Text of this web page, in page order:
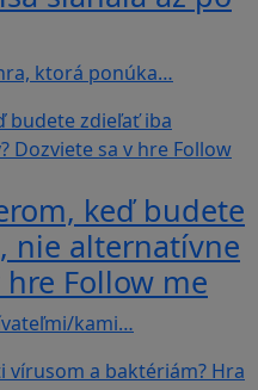
ktorá ponúka…
keď budete
nie alternatívne
Follow me
kami…